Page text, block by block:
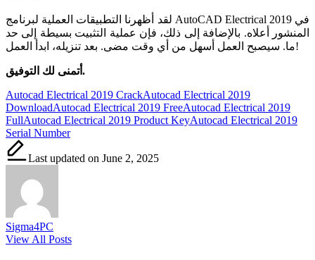
لقد أظهرنا التطبيقات العملية لبرنامج AutoCAD Electrical 2019 في
المنشور أعلاه. بالإضافة إلى ذلك، فإن عملية التثبيت بسيطة إلى حد
ما. سيصبح العمل أسهل من أي وقت مضى. بعد تنزيله، ابدأ العمل!
أتمنى لك التوفيق.
Tags:
Autocad Electrical 2019 CrackAutocad Electrical 2019
DownloadAutocad Electrical 2019 FreeAutocad Electrical 2019
FullAutocad Electrical 2019 Product KeyAutocad Electrical 2019
Serial Number
Last updated on June 2, 2025
Sigma4PC
View All Posts